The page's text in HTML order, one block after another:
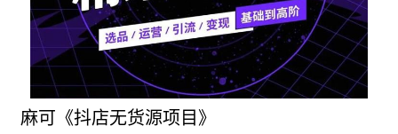
麻可《抖店无货源项目》